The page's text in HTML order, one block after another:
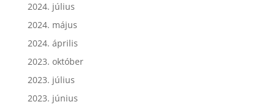
2024. július
2024. május
2024. április
2023. október
2023. július
2023. június